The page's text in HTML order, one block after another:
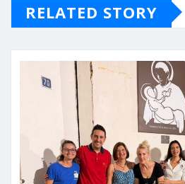
RELATED STORY